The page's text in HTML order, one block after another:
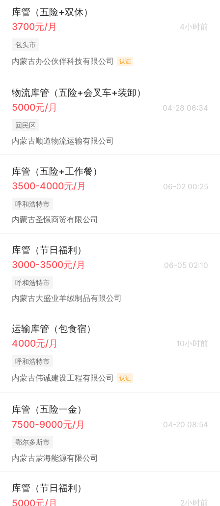
库管（五险+双休）
3700元/月
4小时前
包头市
内蒙古办公伙伴科技有限公司 认证
物流库管（五险+会叉车+装卸）
5000元/月
04-28 06:34
回民区
内蒙古顺道物流运输有限公司
库管（五险+工作餐）
3500-4000元/月
06-02 00:25
呼和浩特市
内蒙古圣憬商贸有限公司
库管（节日福利）
3000-3500元/月
06-05 02:10
呼和浩特市
内蒙古大盛业羊绒制品有限公司
运输库管（包食宿）
4000元/月
10小时前
呼和浩特市
内蒙古伟诚建设工程有限公司 认证
库管（五险一金）
7500-9000元/月
04-20 08:54
鄂尔多斯市
内蒙古蒙海能源有限公司
库管（节日福利）
5000元/月
2小时前